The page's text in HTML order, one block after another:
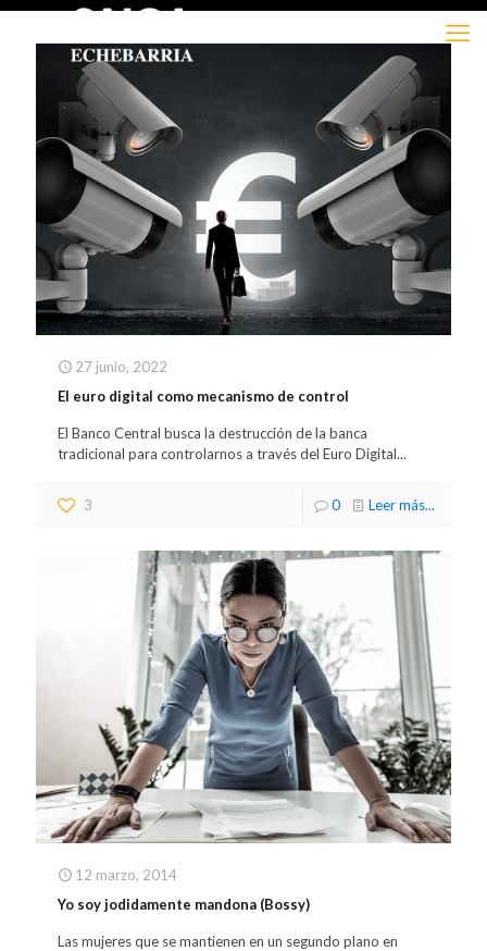
27 junio, 2022
El euro digital como mecanismo de control
El Banco Central busca la destrucción de la banca
tradicional para controlarnos a través del Euro Digital...
3 0 Leer más...
12 marzo, 2014
Yo soy jodidamente mandona (Bossy)
Las mujeres que se mantienen en un segundo plano en